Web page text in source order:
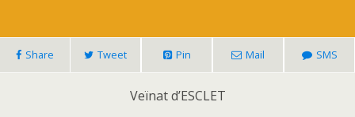
Share Tweet Pin Mail SMS
Veïnat d’ESCLET